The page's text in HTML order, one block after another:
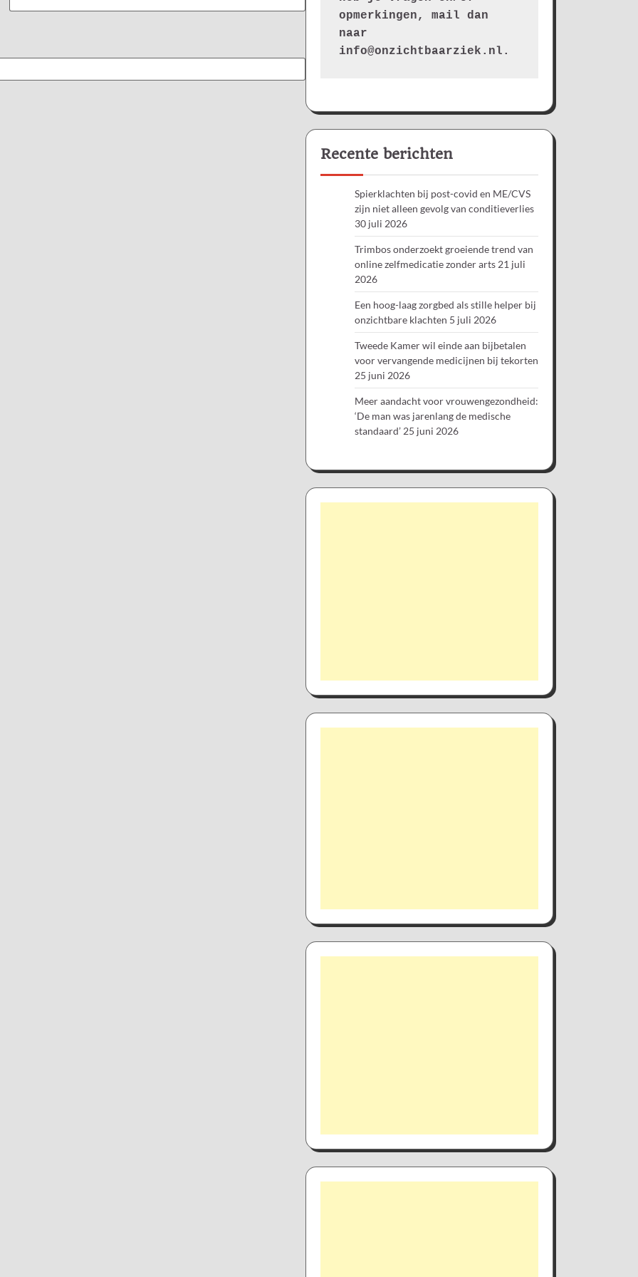
opmerkingen, mail dan
naar
info@onzichtbaarziek.nl.
Recente berichten
Spierklachten bij post-covid en ME/CVS
zijn niet alleen gevolg van conditieverlies
30 juli 2026
Trimbos onderzoekt groeiende trend van
online zelfmedicatie zonder arts 21 juli
2026
Een hoog-laag zorgbed als stille helper bij
onzichtbare klachten 5 juli 2026
Tweede Kamer wil einde aan bijbetalen
voor vervangende medicijnen bij tekorten
25 juni 2026
Meer aandacht voor vrouwengezondheid:
‘De man was jarenlang de medische
standaard’ 25 juni 2026